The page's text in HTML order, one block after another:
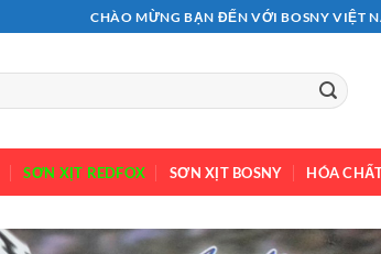
CHÀO MỪNG BẠN ĐẾN VỚI BOSNY VIỆT
SƠN XỊT REDFOX SƠN XỊT BOSNY HÓA